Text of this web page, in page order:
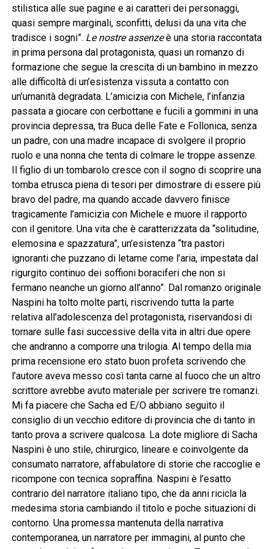
stilistica alle sue pagine e ai caratteri dei personaggi,
quasi sempre marginali, sconfitti, delusi da una vita che
tradisce i sogni”. Le nostre assenzeè una storia raccontata
in prima persona dal protagonista, quasi un romanzo di
formazione che segue la crescita di un bambino in mezzo
alle difficoltà di un’esistenza vissuta a contatto con
un’umanità degradata. L’amicizia con Michele, l’infanzia
passata a giocare con cerbottane e fucili a gommini in una
provincia depressa, tra Buca delle Fate e Follonica, senza
un padre, con una madre incapace di svolgere il proprio
ruolo e una nonna che tenta di colmare le troppe assenze.
Il figlio di un tombarolo cresce con il sogno di scoprire una
tomba etrusca piena di tesori per dimostrare di essere più
bravo del padre, ma quando accade davvero finisce
tragicamente l’amicizia con Michele e muore il rapporto
con il genitore. Una vita che è caratterizzata da “solitudine,
elemosina e spazzatura”, un’esistenza “tra pastori
ignoranti che puzzano di letame come l’aria, impestata dal
rigurgito continuo dei soffioni boraciferi che non si
fermano neanche un giorno all’anno”. Dal romanzo originale
Naspini ha tolto molte parti, riscrivendo tutta la parte
relativa all’adolescenza del protagonista, riservandosi di
tornare sulle fasi successive della vita in altri due opere
che andranno a comporre una trilogia. Al tempo della mia
prima recensione ero stato buon profeta scrivendo che
l’autore aveva messo così tanta carne al fuoco che un altro
scrittore avrebbe avuto materiale per scrivere tre romanzi.
Mi fa piacere che Sacha ed E/O abbiano seguito il
consiglio di un vecchio editore di provincia che di tanto in
tanto prova a scrivere qualcosa. La dote migliore di Sacha
Naspini è uno stile, chirurgico, lineare e coinvolgente da
consumato narratore, affabulatore di storie che raccoglie e
ricompone con tecnica sopraffina. Naspini è l’esatto
contrario del narratore italiano tipo, che da anni ricicla la
medesima storia cambiando il titolo e poche situazioni di
contorno. Una promessa mantenuta della narrativa
contemporanea, un narratore per immagini, al punto che